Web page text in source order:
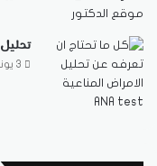
تحليل ANA ماذا تعرف عنه؟
3 يونيو، 2025